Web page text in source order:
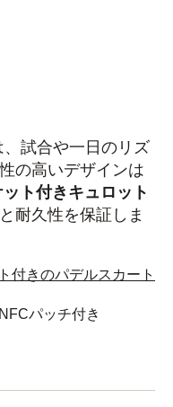
試合や一日のリズ
の高いデザインは
ト付きキュロット
耐久性を保証しま
付きのパデルスカート
パッチ付き